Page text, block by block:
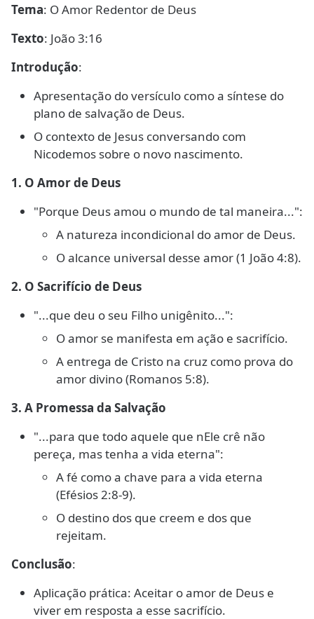
Tema: O Amor Redentor de Deus
Texto: João 3:16
Introdução:
Apresentação do versículo como a síntese do
plano de salvação de Deus.
O contexto de Jesus conversando com
Nicodemos sobre o novo nascimento.
1. O Amor de Deus
"Porque Deus amou o mundo de tal maneira...":
A natureza incondicional do amor de Deus.
O alcance universal desse amor (1 João 4:8).
2. O Sacrifício de Deus
"...que deu o seu Filho unigênito...":
O amor se manifesta em ação e sacrifício.
A entrega de Cristo na cruz como prova do
amor divino (Romanos 5:8).
3. A Promessa da Salvação
"...para que todo aquele que nEle crê não
pereça, mas tenha a vida eterna":
A fé como a chave para a vida eterna
(Efésios 2:8-9).
O destino dos que creem e dos que
rejeitam.
Conclusão:
Aplicação prática: Aceitar o amor de Deus e
viver em resposta a esse sacrifício.